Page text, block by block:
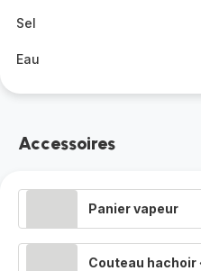
Sel
Eau
Accessoires
Panier vapeur
Couteau hachoir